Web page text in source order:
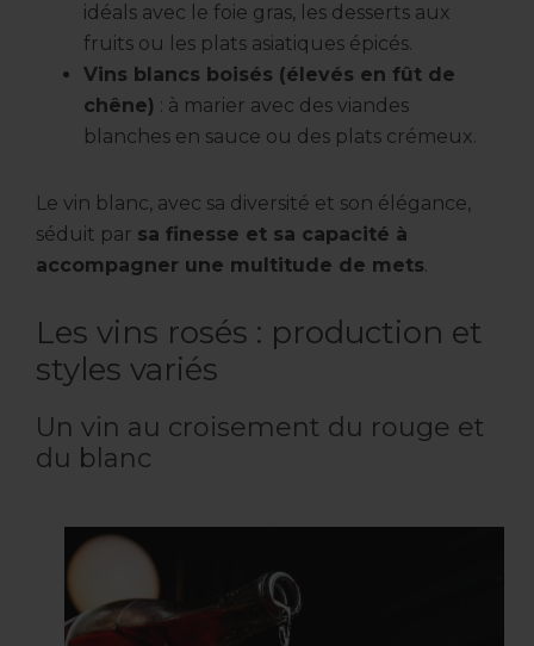
idéals avec le foie gras, les desserts aux
fruits ou les plats asiatiques épicés.
Vins blancs boisés (élevés en fût de
chêne) : à marier avec des viandes
blanches en sauce ou des plats crémeux.
Le vin blanc, avec sa diversité et son élégance,
séduit par sa finesse et sa capacité à
accompagner une multitude de mets.
Les vins rosés : production et
styles variés
Un vin au croisement du rouge et
du blanc